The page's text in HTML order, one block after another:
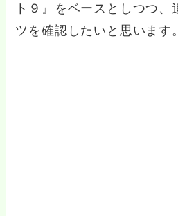
ト９』をベースとしつつ、
ツを確認したいと思います。